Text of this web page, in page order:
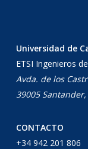
Universidad de
ETSI Ingenieros
Avda. de los
39005
CONTACTO
+34 942 201 806